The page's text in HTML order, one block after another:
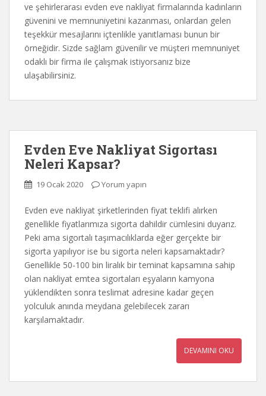
ve şehirlerarası evden eve nakliyat firmalarında kadınların
güvenini ve memnuniyetini kazanması, onlardan gelen
teşekkür mesajlarını içtenlikle yanıtlaması bunun bir
örneğidir. Sizde sağlam güvenilir ve müşteri memnuniyet
odaklı bir firma ile çalışmak istiyorsanız bize
ulaşabilirsiniz.
Evden Eve Nakliyat Sigortası
Neleri Kapsar?
19 Ocak 2020 Yorum yapın
Evden eve nakliyat şirketlerinden fiyat teklifi alırken
genellikle fiyatlarımıza sigorta dahildir cümlesini duyarız.
Peki ama sigortalı taşımacılıklarda eğer gerçekte bir
sigorta yapılıyor ise bu sigorta neleri kapsamaktadır?
Genellikle 50-100 bin liralık bir teminat kapsamına sahip
olan nakliyat emtea sigortaları eşyaların kamyona
yüklendikten sonra teslimat adresine kadar geçen
yolculuk anında meydana gelebilecek zararı
karşılamaktadır.
DEVAMINI OKU